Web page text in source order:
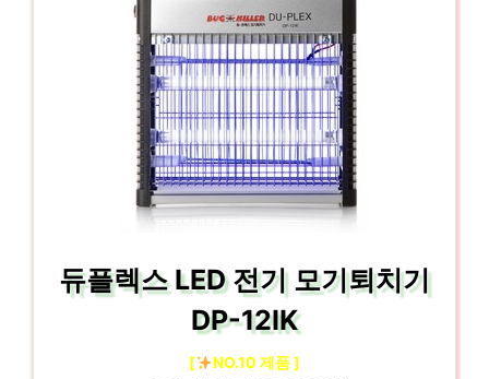
듀플렉스 LED 전기 모기퇴치기
DP-12IK
[ NO.10 제품 ]